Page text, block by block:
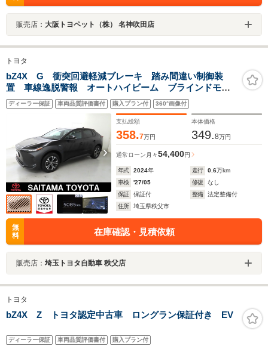
販売店： 大阪トヨペット（株） 名神吹田店
トヨタ
bZ4X G 衝突回避軽減ブレーキ 踏み間違い制御装
置 車線逸脱警報 オートハイビーム ブラインドモニ
ター パノラミックビューモニター ディスプレイオー
ディオ フルセグTV LEDヘッドランプ
ディーラー保証 車両品質評価書付 購入プラン付 360°画像付
支払総額
358.7万円
本体価格
349.8万円
通常ローン 月々54,400円
年式 2024年 走行 0.6万km
車検
'27/05 修復
なし
保証
保証付 整備
法定整備付
住所
埼玉県秩父市
無
料
在庫確認・見積依頼
販売店： 埼玉トヨタ自動車 秩父店
トヨタ
bZ4X Z トヨタ認定中古車 ロングラン保証付き EV
ディーラー保証 車両品質評価書付 購入プラン付